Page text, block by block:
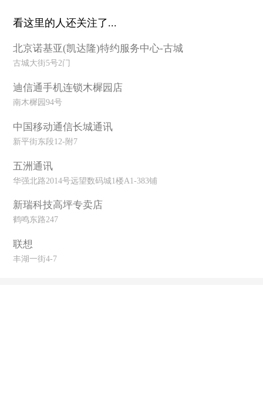
看这里的人还关注了...
北京诺基亚(凯达隆)特约服务中心-古城
古城大街5号2门
迪信通手机连锁木樨园店
南木樨园94号
中国移动通信长城通讯
新平街东段12-附7
五洲通讯
华强北路2014号远望数码城1楼A1-383铺
新瑞科技高坪专卖店
鹤鸣东路247
联想
丰湖一街4-7